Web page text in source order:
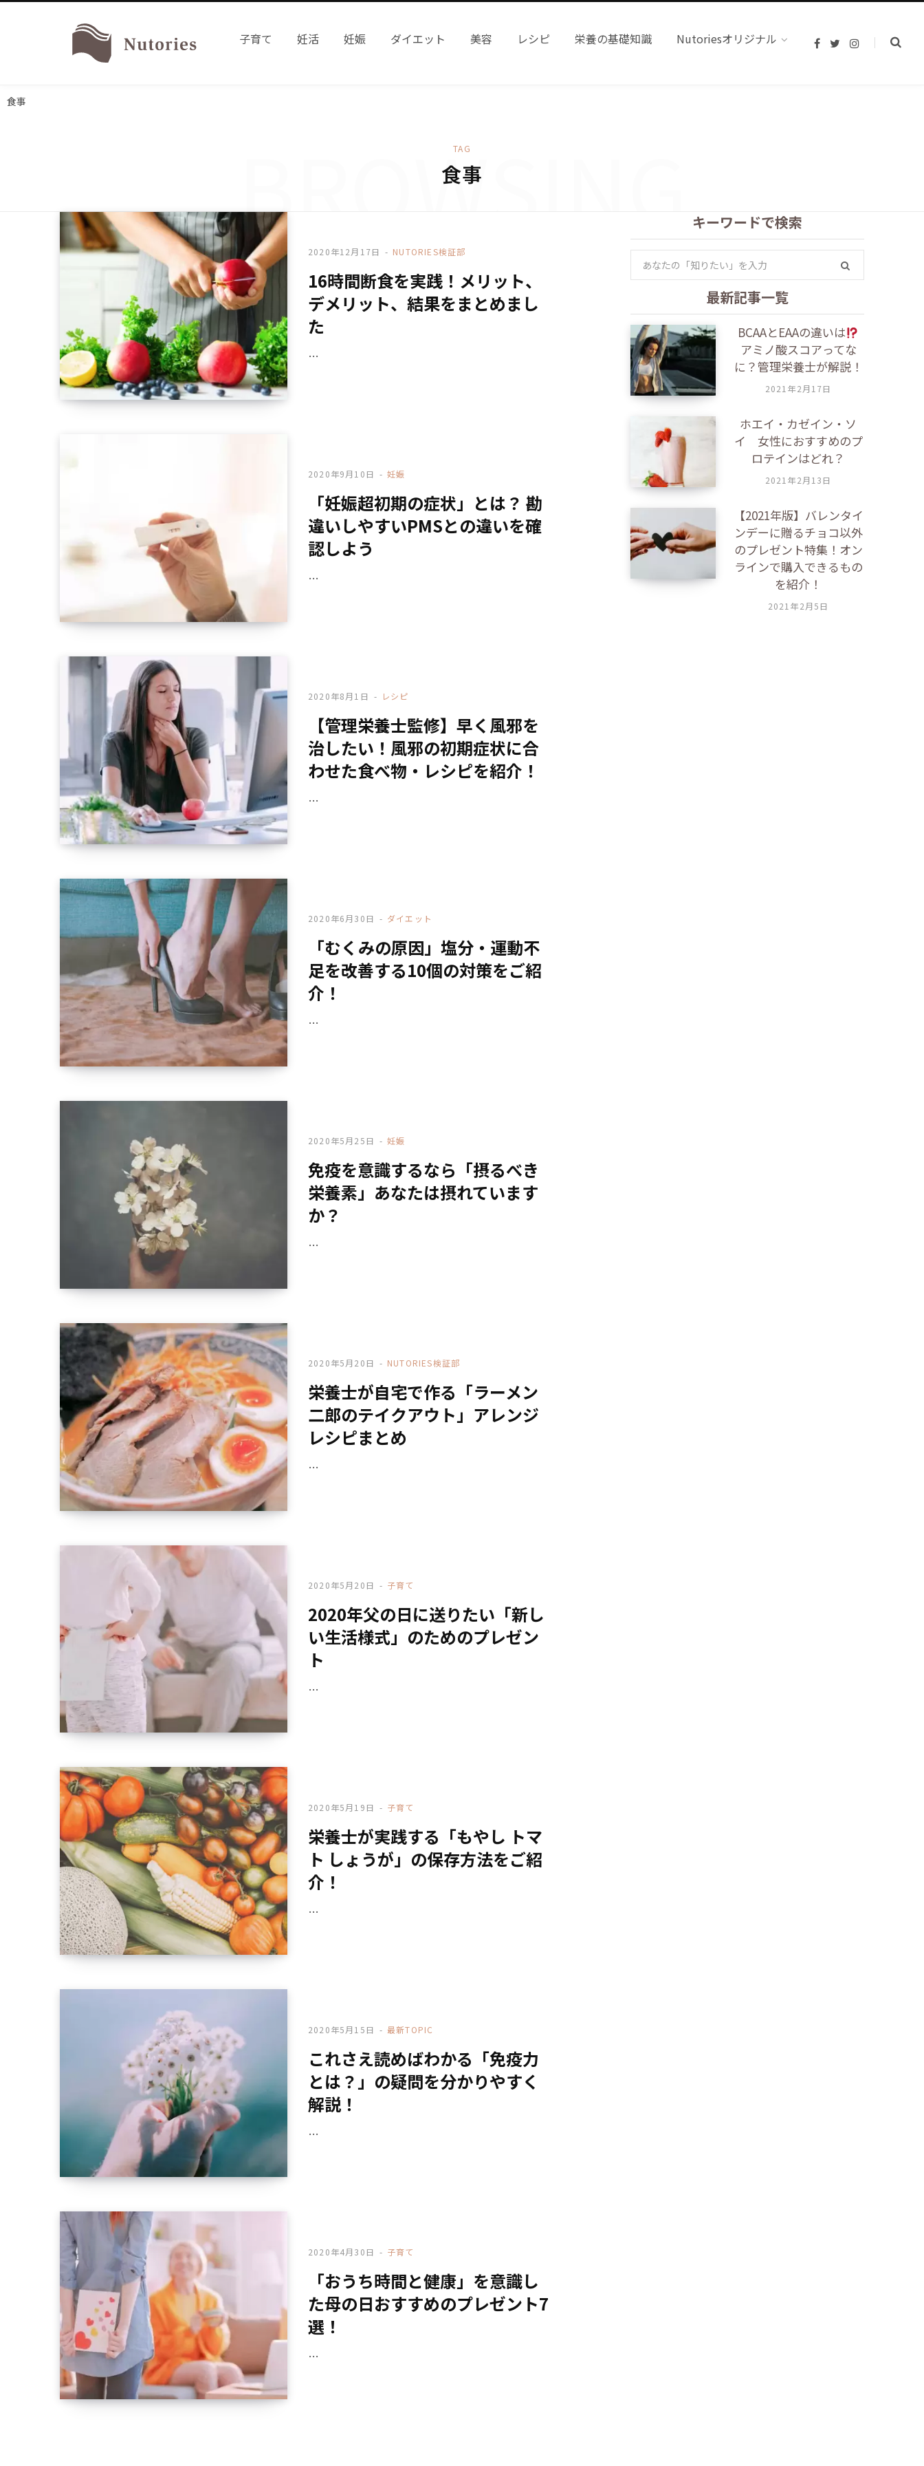
子育て 妊活 妊娠 ダイエット 美容 レシピ 栄養の基礎知識 Nutoriesオリジナル
F
I
食事
TAG
食事
BROWSING
NUTORIES検証部
2020年12月17日
16時間断食を実践！メリット、
デメリット、結果をまとめまし
た
…
妊娠
2020年9月10日
「妊娠超初期の症状」とは？ 勘
違いしやすいPMSとの違いを確
認しよう
…
レシピ
2020年8月1日
【管理栄養士監修】早く風邪を
治したい！風邪の初期症状に合
わせた食べ物・レシピを紹介！
…
ダイエット
2020年6月30日
「むくみの原因」塩分・運動不
足を改善する10個の対策をご紹
介！
…
妊娠
2020年5月25日
免疫を意識するなら「摂るべき
栄養素」あなたは摂れています
か？
…
NUTORIES検証部
2020年5月20日
栄養士が自宅で作る「ラーメン
二郎のテイクアウト」アレンジ
レシピまとめ
…
子育て
2020年5月20日
2020年父の日に送りたい「新し
い生活様式」のためのプレゼン
ト
…
子育て
2020年5月19日
栄養士が実践する「もやし トマ
ト しょうが」の保存方法をご紹
介！
…
最新TOPIC
2020年5月15日
これさえ読めばわかる「免疫力
とは？」の疑問を分かりやすく
解説！
…
子育て
2020年4月30日
「おうち時間と健康」を意識し
た母の日おすすめのプレゼント7
選！
…
キーワードで検索
e
r
h
f
o
最新記事一覧
BCAAとEAAの違いは
アミノ酸スコアってな
に？管理栄養士が解説！
2021年2月17日
ホエイ・カゼイン・ソ
イ 女性におすすめのプ
ロテインはどれ？
2021年2月13日
【2021年版】バレンタイ
ンデーに贈るチョコ以外
のプレゼント特集！オン
ラインで購入できるもの
を紹介！
2021年2月5日